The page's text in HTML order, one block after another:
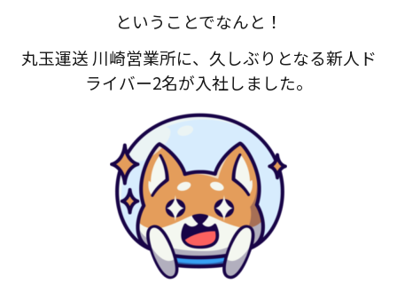
ということでなんと！
丸玉運送 川崎営業所に、久しぶりとなる新人ド
ライバー2名が入社しました。